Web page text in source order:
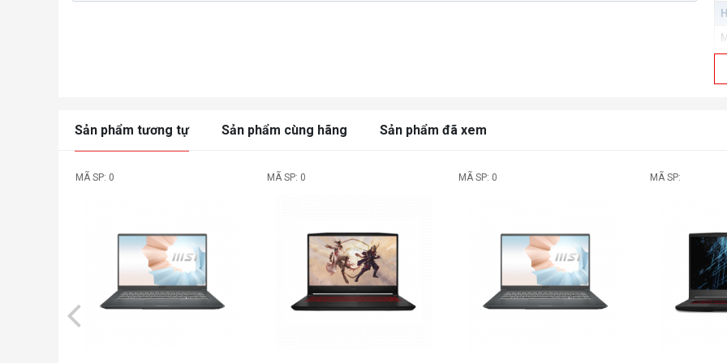
Sản phẩm tương tự Sản phẩm cùng hãng Sản phẩm đã xem
MÃ SP: 0 MÃ SP: 0 MÃ SP: 0 MÃ SP: